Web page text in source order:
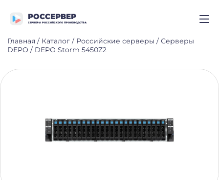
РОССЕРВЕР
СЕРВЕРЫ РОССИЙСКОГО ПРОИЗВОДСТВА
Главная / Каталог / Российские серверы / Серверы
DEPO / DEPO Storm 5450Z2